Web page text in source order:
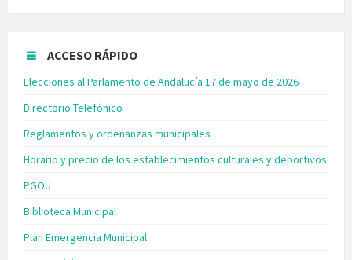
ACCESO RÁPIDO
Elecciones al Parlamento de Andalucía 17 de mayo de 2026
Directorio Telefónico
Reglamentos y ordenanzas municipales
Horario y precio de los establecimientos culturales y deportivos
PGOU
Biblioteca Municipal
Plan Emergencia Municipal